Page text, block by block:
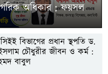
অধিকার : ফয়সল
সিইই বিভাগের প্রধান স্থপতি ড.
চৌধুরীর জীবন ও কর্ম :
বাবুল